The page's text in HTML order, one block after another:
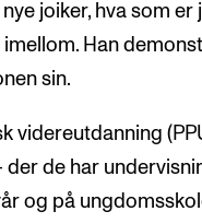
joiker, hva som er
Han
sin.
videreutdanning
de har
og på